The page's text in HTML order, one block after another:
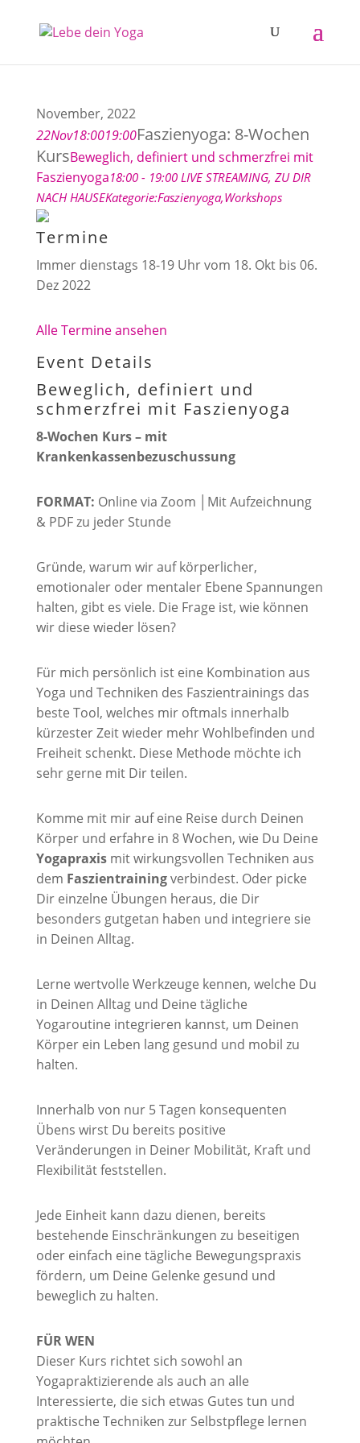
November, 2022
22Nov18:0019:00Faszienyoga: 8-Wochen
KursBeweglich, definiert und schmerzfrei mit
Faszienyoga18:00 - 19:00 LIVE STREAMING, ZU DIR
NACH HAUSEKategorie:Faszienyoga,Workshops
Termine
Immer dienstags 18-19 Uhr vom 18. Okt bis 06.
Dez 2022
Alle Termine ansehen
Event Details
Beweglich, definiert und
schmerzfrei mit Faszienyoga
8-Wochen Kurs – mit
Krankenkassenbezuschussung
FORMAT: Online via Zoom │Mit Aufzeichnung
& PDF zu jeder Stunde
Gründe, warum wir auf körperlicher,
emotionaler oder mentaler Ebene Spannungen
halten, gibt es viele. Die Frage ist, wie können
wir diese wieder lösen?
Für mich persönlich ist eine Kombination aus
Yoga und Techniken des Faszientrainings das
beste Tool, welches mir oftmals innerhalb
kürzester Zeit wieder mehr Wohlbefinden und
Freiheit schenkt. Diese Methode möchte ich
sehr gerne mit Dir teilen.
Komme mit mir auf eine Reise durch Deinen
Körper und erfahre in 8 Wochen, wie Du Deine
Yogapraxismit wirkungsvollen Techniken aus
dem Faszientrainingverbindest. Oder picke
Dir einzelne Übungen heraus, die Dir
besonders gutgetan haben und integriere sie
in Deinen Alltag.
Lerne wertvolle Werkzeuge kennen, welche Du
in Deinen Alltag und Deine tägliche
Yogaroutine integrieren kannst, um Deinen
Körper ein Leben lang gesund und mobil zu
halten.
Innerhalb von nur 5 Tagen konsequenten
Übens wirst Du bereits positive
Veränderungen in Deiner Mobilität, Kraft und
Flexibilität feststellen.
Jede Einheit kann dazu dienen, bereits
bestehende Einschränkungen zu beseitigen
oder einfach eine tägliche Bewegungspraxis
fördern, um Deine Gelenke gesund und
beweglich zu halten.
FÜR WEN
Dieser Kurs richtet sich sowohl an
Yogapraktizierende als auch an alle
Interessierte, die sich etwas Gutes tun und
praktische Techniken zur Selbstpflege lernen